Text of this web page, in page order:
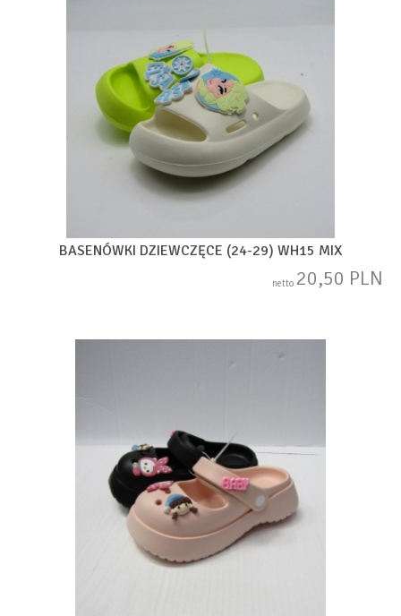
BASENÓWKI DZIEWCZĘCE (24-29) WH15 MIX
netto 20,50 PLN